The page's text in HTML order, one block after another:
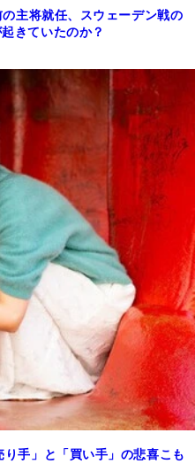
主将就任、スウェーデン戦の
きていたのか？
手」と「買い手」の悲喜こも